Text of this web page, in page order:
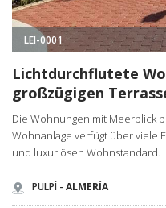
Die Wohnungen mit Meerblick
Wohnanlage verfügt über viele
und luxuriösen Wohnstandard.
PULPÍ -ALMERÍA
1 €182.000 2